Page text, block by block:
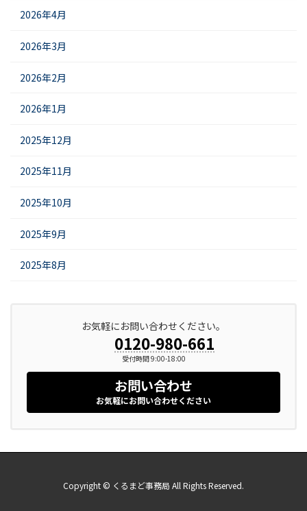
2026年4月
2026年3月
2026年2月
2026年1月
2025年12月
2025年11月
2025年10月
2025年9月
2025年8月
お気軽にお問い合わせください。
0120-980-661
受付時間 9:00-18:00
お問い合わせ
お気軽にお問い合わせください
Copyright © くるまど事務局 All Rights Reserved.